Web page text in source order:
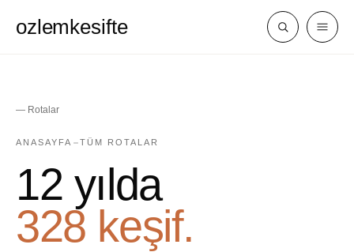
ozlemkesifte
— Rotalar
ANASAYFA TÜM ROTALAR
12 yılda
328 keşif.